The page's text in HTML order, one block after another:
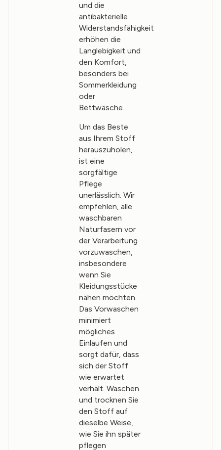
und die
antibakterielle
Widerstandsfähigkeit
erhöhen die
Langlebigkeit und
den Komfort,
besonders bei
Sommerkleidung
oder
Bettwäsche.
Um das Beste
aus Ihrem Stoff
herauszuholen,
ist eine
sorgfältige
Pflege
unerlässlich. Wir
empfehlen, alle
waschbaren
Naturfasern vor
der Verarbeitung
vorzuwaschen,
insbesondere
wenn Sie
Kleidungsstücke
nähen möchten.
Das Vorwaschen
minimiert
mögliches
Einlaufen und
sorgt dafür, dass
sich der Stoff
wie erwartet
verhält. Waschen
und trocknen Sie
den Stoff auf
dieselbe Weise,
wie Sie ihn später
pflegen